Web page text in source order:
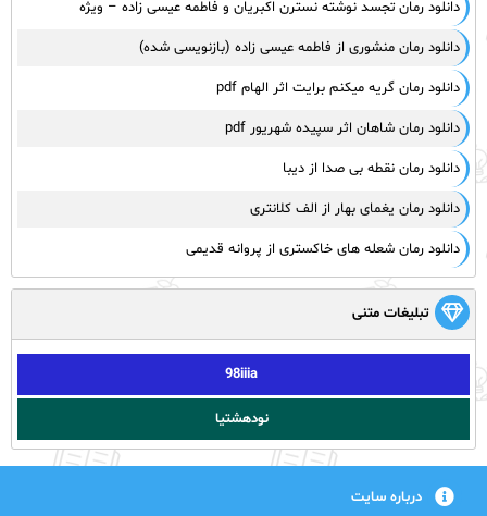
دانلود رمان تجسد نوشته نسترن اکبریان و فاطمه عیسی زاده – ویژه
دانلود رمان منشوری از فاطمه عیسی زاده (بازنویسی شده)
دانلود رمان گریه میکنم برایت اثر الهام pdf
دانلود رمان شاهان اثر سپیده شهریور pdf
دانلود رمان نقطه بی صدا از دیبا
دانلود رمان یغمای بهار از الف کلانتری
دانلود رمان شعله های خاکستری از پروانه قدیمی
تبلیغات متنی
98iiia
نودهشتیا
درباره سایت